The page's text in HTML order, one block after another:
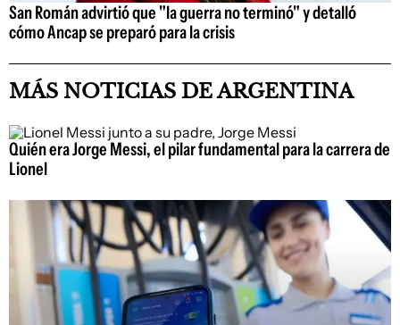
San Román advirtió que "la guerra no terminó" y detalló
cómo Ancap se preparó para la crisis
MÁS NOTICIAS DE ARGENTINA
Quién era Jorge Messi, el pilar fundamental para la carrera de
Lionel